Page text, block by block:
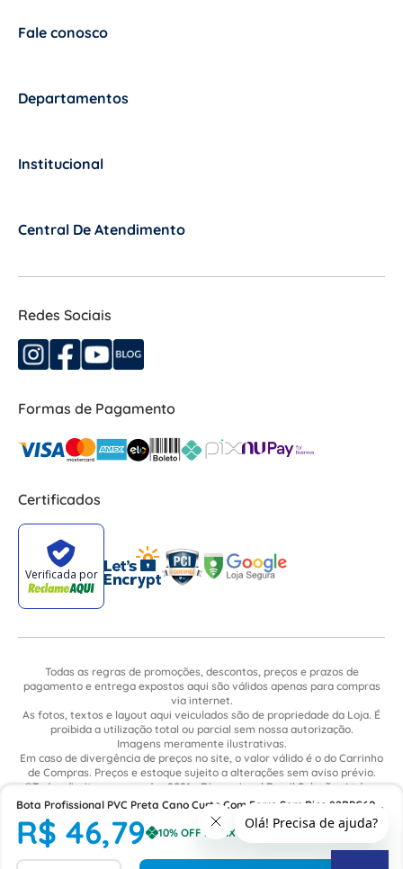
Bota Profissional PVC Preta Cano Curto Com Forro Sem Bico 82BPC600
Tamanho 43 CA 37456 Bracol
R$ 46,79
Fale conosco
Departamentos
Institucional
Central De Atendimento
Redes Sociais
Formas de Pagamento
Certificados
Todas as regras de promoções, descontos, preços e prazos de
pagamento e entrega expostos aqui são válidos apenas para compras
via internet.
As fotos, textos e layout aqui veiculados são de propriedade da Loja. É
proibida a utilização total ou parcial sem nossa autorização.
Imagens meramente ilustrativas.
Em caso de divergência de preços no site, o valor válido é o do Carrinho
de Compras. Preços e estoque sujeito a alterações sem aviso prévio.
©Todos direitos reservados 2021 - Dimensional Brasil Soluções Ltda. -
CNPJ: 06.913.480/0015-63 - Avenida Armando Ragonha, 190 - Bairro
Village Limeira. Pavilhão Sítio São João - Limeira - SP / CEP: 13.481-316